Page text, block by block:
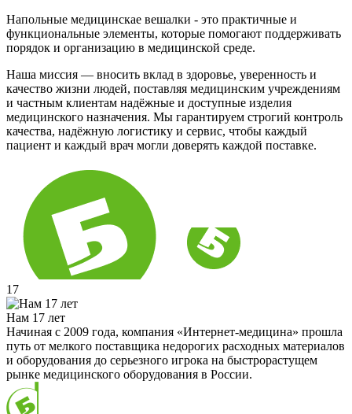
Напольные медицинскае вешалки - это практичные и
функциональные элементы, которые помогают поддерживать
порядок и организацию в медицинской среде.
Наша миссия — вносить вклад в здоровье, уверенность и
качество жизни людей, поставляя медицинским учреждениям
и частным клиентам надёжные и доступные изделия
медицинского назначения. Мы гарантируем строгий контроль
качества, надёжную логистику и сервис, чтобы каждый
пациент и каждый врач могли доверять каждой поставке.
17
Нам 17 лет
Начиная с 2009 года, компания «Интернет-медицина» прошла
путь от мелкого поставщика недорогих расходных материалов
и оборудования до серьезного игрока на быстрорастущем
рынке медицинского оборудования в России.